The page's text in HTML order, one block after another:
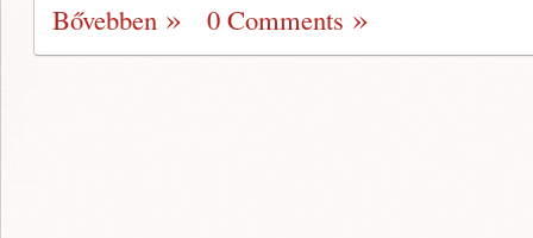
Bővebben 0 Comments